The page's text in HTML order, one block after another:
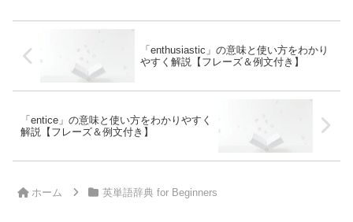
「enthusiastic」の意味と使い方をわかり
やすく解説【フレーズ＆例文付き】
「entice」の意味と使い方をわかりやすく
解説【フレーズ＆例文付き】
ホーム 英単語辞典 for Beginners